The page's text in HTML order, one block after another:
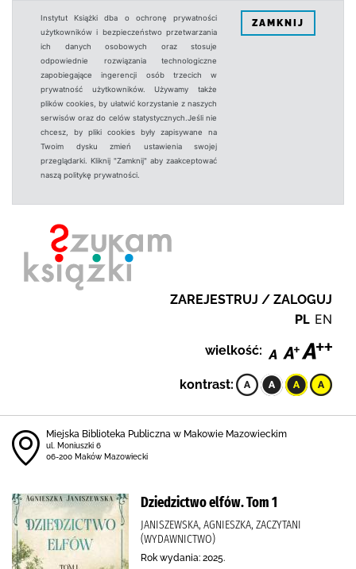
Instytut Książki dba o ochronę prywatności
użytkowników i bezpieczeństwo przetwarzania
ich danych osobowych oraz stosuje
odpowiednie rozwiązania technologiczne
zapobiegające ingerencji osób trzecich w
prywatność użytkowników. Używamy także
plików cookies, by ułatwić korzystanie z naszych
serwisów oraz do celów statystycznych.Jeśli nie
chcesz, by pliki cookies były zapisywane na
Twoim dysku zmień ustawienia swojej
przeglądarki. Kliknij "Zamknij" aby zaakceptować
naszą politykę prywatności.
ZAMKNIJ
ZAREJESTRUJ / ZALOGUJ
PL EN
wielkość:
kontrast:
Miejska Biblioteka Publiczna w Makowie Mazowieckim
ul. Moniuszki 6
06-200 Maków Mazowiecki
Dziedzictwo elfów. Tom 1
JANISZEWSKA, AGNIESZKA, ZACZYTANI
(WYDAWNICTWO)
Rok wydania: 2025.